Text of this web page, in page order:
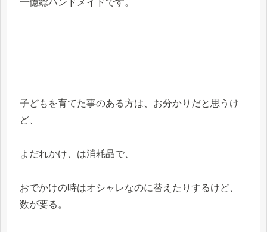
子どもを育てた事のある方は、お分かりだと思うけ
ど、
よだれかけ、は消耗品で、
おでかけの時はオシャレなのに替えたりするけど、
数が要る。